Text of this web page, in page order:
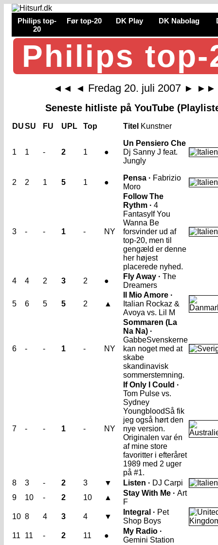
Philips top-
20
Før top-20 DK Play DK Nabolag
Philips top-
◄◄ ◄ Fredag 20. juli 2007 ►
►►
Seneste hitliste på YouTube
DUSU FU UPL Top Titel Kunstner
1 1 - 2 1 ●
Un Pensiero Che
Dj Sanny J feat.
Jungly
2 2 1 5 1 ●
Pensa · Fabrizio
Moro
3 - - 1 - NY
Follow The
Rythm · 4
Fantasy If You
Wanna Be
forsvinder ud af
top-20, men til
gengæld er denne
her højest
placerede nyhed.
4
4 2 3 2 ●
Fly Away · The
Dreamers
5 6 5 5 2 ▲
Il Mio Amore ·
Italian Rockaz &
Avoya vs. Lil M
6 - - 1 - NY
Sommaren (La
Na Na) ·
GabbeSvenskerne
kan noget med at
skabe
skandinavisk
sommerstemning.
7 - - 1 - NY
If Only I Could ·
Tom Pulse vs.
Sydney
YoungbloodSå fik
jeg også hørt den
nye version.
Originalen var én
af mine store
favoritter i efteråret
1989 med 2 uger
på #1.
8
3 - 2 3 ▼ Listen · DJ Carpi
9
10 - 2 10 ▲
Stay With Me · Art
F
10 8 4 3 4 ▼
Integral · Pet
Shop Boys
11
11 - 2 11 ●
My Radio ·
Gemini Station